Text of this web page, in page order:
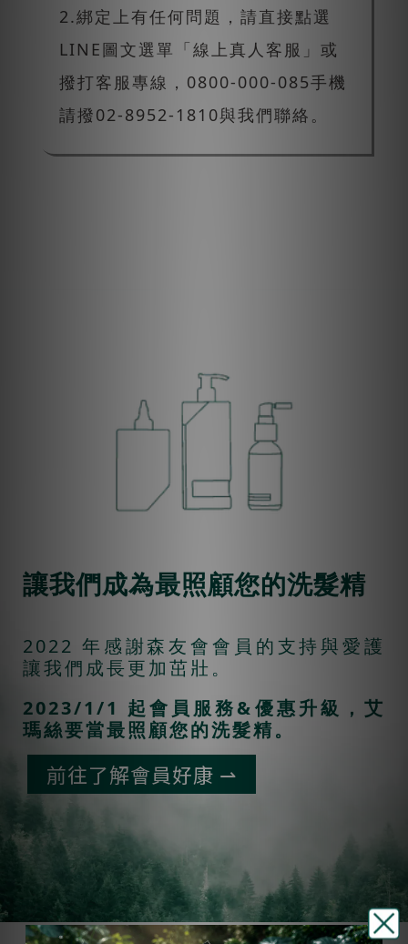
2.綁定上有任何問題，請直接點選
LINE圖文選單「線上真人客服」或
撥打客服專線，0800-000-085手機
請撥02-8952-1810與我們聯絡。
讓我們成為最照顧您的洗髮精
2022 年感謝森友會會員的支持與愛護
讓我們成長更加茁壯。
2023/1/1 起會員服務&優惠升級，艾
瑪絲要當最照顧您的洗髮精。
前往了解會員好康 ⇀